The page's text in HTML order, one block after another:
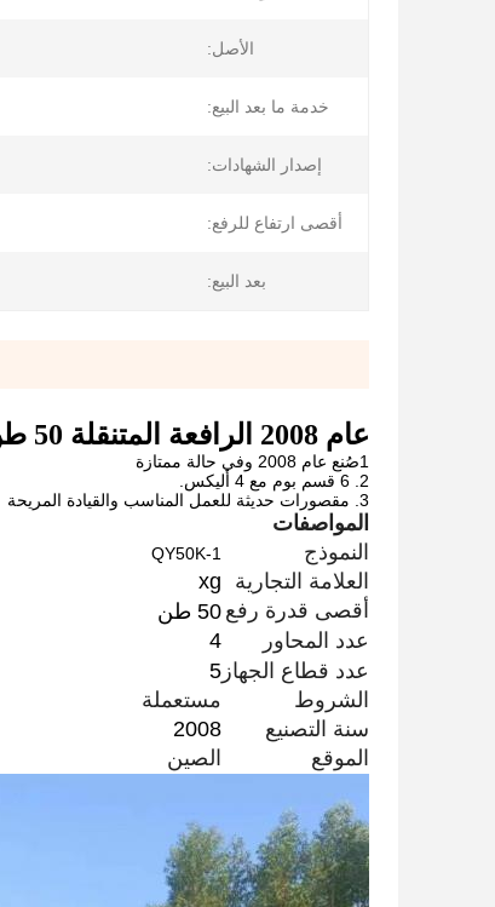
الأصل:
خدمة ما بعد البيع:
إصدار الشهادات:
أقصى ارتفاع للرفع:
بعد البيع:
عام 2008 الرافعة المتنقلة 50 طن المعدات الثقيلة
1صُنع عام 2008 وفي حالة ممتازة
2. 6 قسم بوم مع 4 أليكس.
3. مقصورات حديثة للعمل المناسب والقيادة المريحة
المواصفات
النموذج
QY50K-1
العلامة التجارية
xg
أقصى قدرة رفع 50 طن
عدد المحاور
4
عدد قطاع الجهاز 5
الشروط
مستعملة
سنة التصنيع
2008
الموقع
الصين